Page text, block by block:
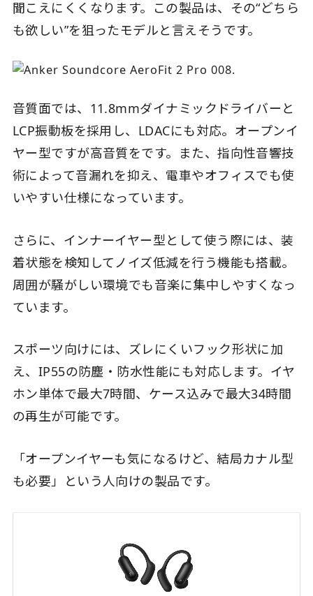
聞こえにくくなります。この製品は、その“どちら
も欲しい”を狙ったモデルと言えそうです。
音質面では、11.8mmダイナミックドライバーと
LCP振動板を採用し、LDACにも対応。オープンイ
ヤー型ですが高音質をです。また、指向性音響技
術によって音漏れを抑え、電車やオフィスでも使
いやすい仕様になっています。
さらに、インナーイヤー型として使う際には、装
着状態を検知してノイズ低減を行う機能も搭載。
周囲が騒がしい環境でも音楽に集中しやすくなっ
ています。
スポーツ向けには、ズレにくいフック形状に加
え、IP55の防塵・防水性能にも対応します。イヤ
ホン単体で最大7時間、ケース込みで最大34時間
の再生が可能です。
「オープンイヤーも気になるけど、結局カナル型
も必要」という人向けの製品です。